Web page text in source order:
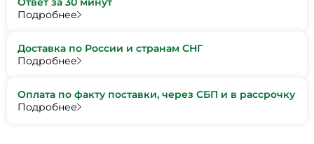
Подробнее
Доставка по России и странам СНГ
Подробнее
Оплата по факту поставки, через СБП и в рассрочку
Подробнее